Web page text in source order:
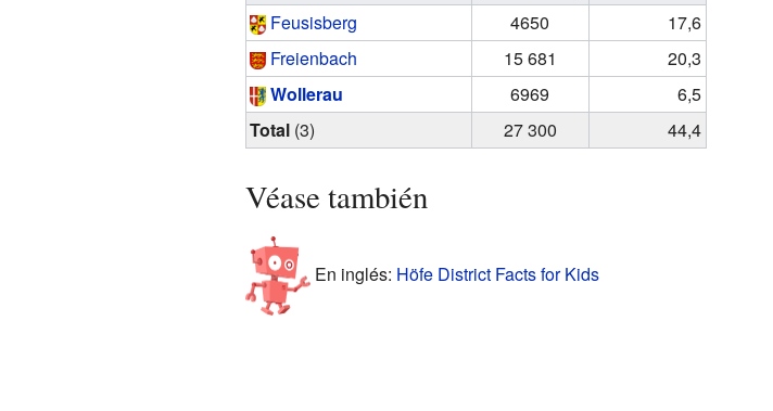
Feusisberg
4650
17,6
Freienbach
15 681
20,3
Wollerau
6969
6,5
Total(3) 27 300 44,4
Véase también
En inglés: Höfe District Facts for Kids